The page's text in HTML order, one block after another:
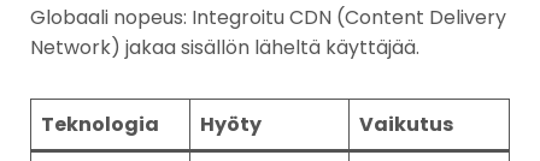
Globaali nopeus: Integroitu CDN (Content Delivery
Network) jakaa sisällön läheltä käyttäjää.
Teknologia Hyöty Vaikutus